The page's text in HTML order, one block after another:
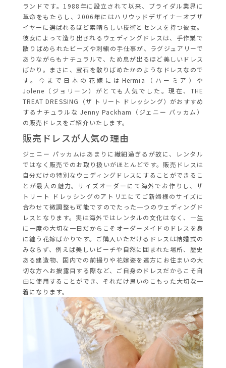
ランドです。 1988年に設立されて以来、ブライダル業界に
革命をもたらし、 2006年にはハリウッドデザイナーオブザ
イヤーに選ばれるほど素晴らしい技術とセンスを持つ彼女。
彼女によって造り出されるウェディングドレスは、 手作業で
散りばめられたビーズや刺繍の手仕事が、ラグジュア リーで
ありながらもナチュラルで、ため息が出るほど美しいドレス
ばかり。まさに、 宝石を散りばめたかのようなドレスなので
す。今まで日本の花嫁にはHermia（ハーミア）や
Jolene（ジョリーン）がとても人気でした。現在、THE
TREAT DRESSING（ザ トリート ドレッシング）がおすすめ
するナチュラルな Jenny Packham（ジェニー パッカム）
の販売ドレスをご紹介いたします。
販売ドレスが人気の理由
ジェニー パッカムはあまりに繊細過ぎるが故に、レンタル
ではなく販売でのお取り扱いがほとんどです。販売ドレスは
自分だけの特別なウェディングドレスにすることができるこ
とが最大の魅力。サイズオーダーにて海外でお作りし、ザ
トリート ドレッシングのアトリエにてご新婦様のサイズに
合わせて微調整も可能ですのでたった一つのウェディングド
レスとなります。実は海外ではレンタルの文化はなく、一生
に一度の大切な一日だからこそオーダーメイドのドレスを身
に纏う花嫁ばかりです。ご購入いただけるドレスは結婚式の
みならず、例えば美しいビーチや自然に囲まれた場所、歴史
ある建造物、国内での前撮りや花嫁姿を遠方にお住まいの大
切な方へお披露目する際など、ご自身のドレスだからこそ自
由に使用することができ、それだけ思いのこもった大切な一
着になります。